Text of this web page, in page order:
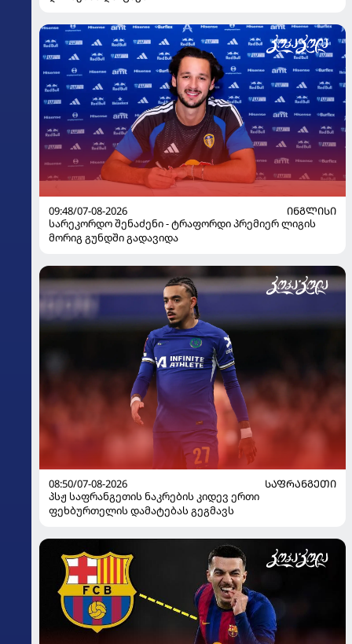
09:48/07-08-2026
ᲘᲜᲒᲚᲘᲡᲘ
სარეკორდო შენაძენი - ტრაფორდი პრემიერ ლიგის
მორიგ გუნდში გადავიდა
08:50/07-08-2026
ᲡᲐᲤᲠᲐᲜᲒᲔᲗᲘ
პსჟ საფრანგეთის ნაკრების კიდევ ერთი
ფეხბურთელის დამატებას გეგმავს